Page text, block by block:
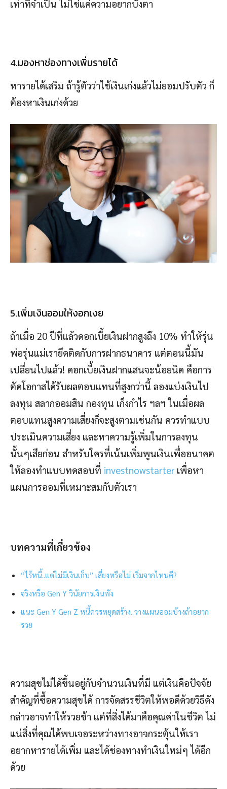
เท่าที่จำเป็น ไม่ใช่แค่ความอยากบังตา
4.มองหาช่องทางเพิ่มรายได้
หารายได้เสริม ถ้ารู้ตัวว่าใช้เงินเก่งแล้วไม่ยอมปรับตัว ก็
ต้องหาเงินเก่งด้วย
5.เพิ่มเงินออมให้งอกเงย
ถ้าเมื่อ 20 ปีที่แล้วดอกเบี้ยเงินฝากสูงถึง 10% ทำให้รุ่น
พ่อรุ่นแม่เรายึดติดกับการฝากธนาคาร แต่ตอนนี้มัน
เปลี่ยนไปแล้ว! ดอกเบี้ยเงินฝากแสนจะน้อยนิด คือการ
ตัดโอกาสได้รับผลตอบแทนที่สูงกว่านี้ ลองแบ่งเงินไป
ลงทุน สลากออมสิน กองทุน เก็งกำไร ฯลฯ ในเมื่อผล
ตอบแทนสูงความเสี่ยงก็จะสูงตามเช่นกัน ควรทำแบบ
ประเมินความเสี่ยง และหาความรู้เพิ่มในการลงทุน
นั้นๆเสียก่อน สำหรับใครที่เน้นเพิ่มพูนเงินเพื่ออนาคต
ให้ลองทำแบบทดสอบที่ investnowstarterเพื่อหา
แผนการออมที่เหมาะสมกับตัวเรา
บทความที่เกี่ยวข้อง
“ไร้หนี้..แต่ไม่มีเงินเก็บ” เสี่ยงหรือไม่ เริ่มจากไหนดี?
จริงหรือ Gen Y วินัยการเงินพัง
แนะ Gen Y Gen Z หนี้ควรหยุดสร้าง..วางแผนออมบ้างถ้าอยาก
รวย
ความสุขไม่ได้ขึ้นอยู่กับจำนวนเงินที่มี แต่เงินคือปัจจัย
สำคัญที่ซื้อความสุขได้ การจัดสรรชีวิตให้พอดีด้วยวิธีดัง
กล่าวอาจทำให้รวยช้า แต่ที่สิ่งได้มาคือคุณค่าในชีวิต ไม่
แน่สิ่งที่คุณได้พบเจอระหว่างทางอาจกระตุ้นให้เรา
อยากหารายได้เพิ่ม และได้ช่องทางทำเงินใหม่ๆ ได้อีก
ด้วย